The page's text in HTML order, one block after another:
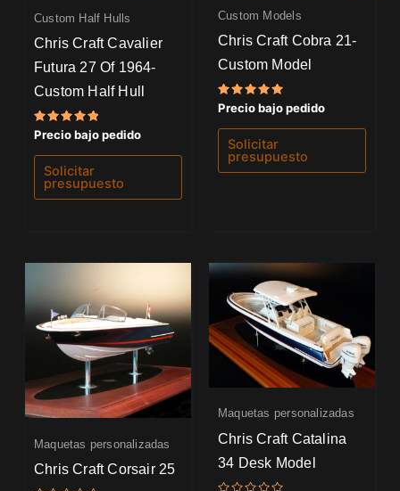
Custom Half Hulls
Chris Craft Cavalier
Futura 27 Of 1964-
Custom Half Hull
Valorado
5.00
de 5
Precio bajo pedido
Solicitar
presupuesto
Custom Models
Chris Craft Cobra 21-
Custom Model
Valorado
con
5.00
de 5
Precio bajo pedido
Solicitar
presupuesto
Maquetas personalizadas
Chris Craft Corsair 25
Maquetas personalizadas
Chris Craft Catalina
34 Desk Model